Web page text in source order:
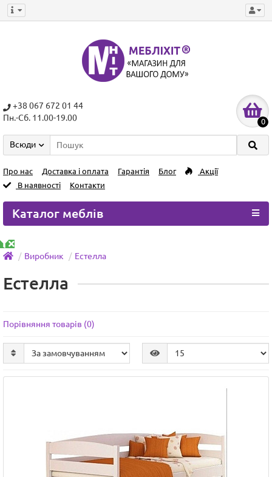
+38 067 672 01 44
Пн.-Сб. 11.00-19.00
0
Всюди
Про нас Доставка і оплата Гарантія Блог
Акції
В наявності
Контакти
Каталог меблів
Виробник Естелла
Естелла
Порівняння товарів (0)